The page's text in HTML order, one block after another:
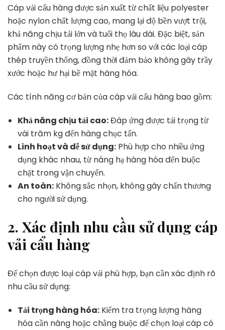
Cáp vải cẩu hàng được sản xuất từ chất liệu polyester
hoặc nylon chất lượng cao, mang lại độ bền vượt trội,
khả năng chịu tải lớn và tuổi thọ lâu dài. Đặc biệt, sản
phẩm này có trọng lượng nhẹ hơn so với các loại cáp
thép truyền thống, đồng thời đảm bảo không gây trầy
xước hoặc hư hại bề mặt hàng hóa.
Các tính năng cơ bản của cáp vải cẩu hàng bao gồm:
Khả năng chịu tải cao:Đáp ứng được tải trọng từ
vài trăm kg đến hàng chục tấn.
Linh hoạt và dễ sử dụng: Phù hợp cho nhiều ứng
dụng khác nhau, từ nâng hạ hàng hóa đến buộc
chặt trong vận chuyển.
An toàn: Không sắc nhọn, không gây chấn thương
cho người sử dụng.
2. Xác định nhu cầu sử dụng cáp
vải cẩu hàng
Để chọn được loại cáp vải phù hợp, bạn cần xác định rõ
nhu cầu sử dụng:
Tải trọng hàng hóa: Kiểm tra trọng lượng hàng
hóa cần nâng hoặc chằng buộc để chọn loại cáp có